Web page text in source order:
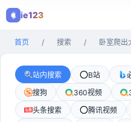
ie123
全部分类
首页 / 搜索 / 卧室爬出
站内搜索 B站
搜狗
360视频
头条搜索
腾讯视频